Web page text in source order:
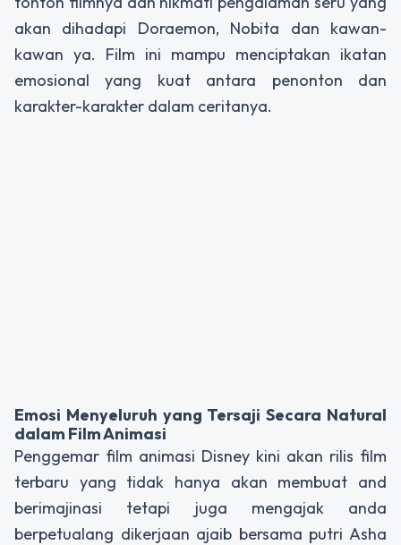
akan dihadapi Doraemon, Nobita dan kawan-
kawan ya. Film ini mampu menciptakan ikatan
emosional yang kuat antara penonton dan
karakter-karakter dalam ceritanya.
Emosi Menyeluruh yang Tersaji Secara Natural
dalam Film Animasi
Penggemar film animasi Disney kini akan rilis film
terbaru yang tidak hanya akan membuat and
berimajinasi tetapi juga mengajak anda
berpetualang dikerjaan ajaib bersama putri Asha